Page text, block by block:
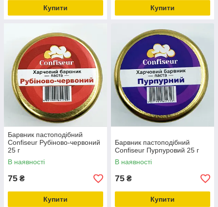
Купити Купити
Барвник пастоподібний
Confiseur Рубіново-червоний
25 г
В наявності
75 ₴
Купити
Барвник пастоподібний
Confiseur Пурпуровий 25 г
В наявності
75 ₴
Купити